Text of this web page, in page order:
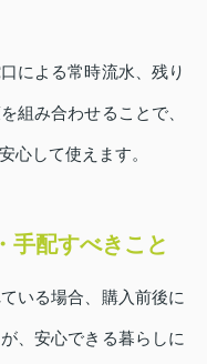
による常時流水、残り
組み合わせることで、
心して使えます。
手配すべきこと
いる場合、購入前後に
、安心できる暮らしに